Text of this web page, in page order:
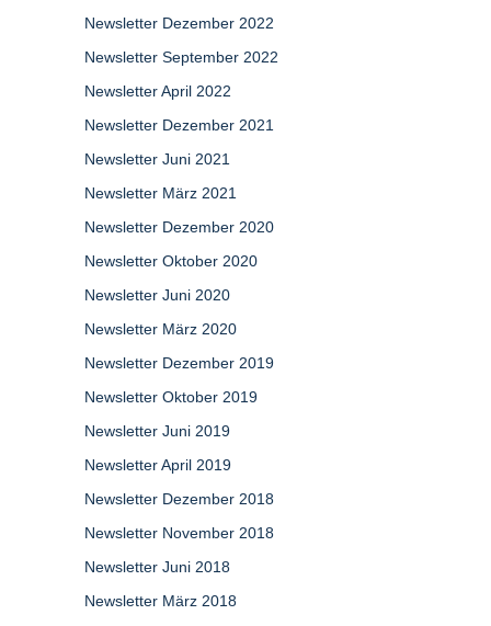
Newsletter Dezember 2022
Newsletter September 2022
Newsletter April 2022
Newsletter Dezember 2021
Newsletter Juni 2021
Newsletter März 2021
Newsletter Dezember 2020
Newsletter Oktober 2020
Newsletter Juni 2020
Newsletter März 2020
Newsletter Dezember 2019
Newsletter Oktober 2019
Newsletter Juni 2019
Newsletter April 2019
Newsletter Dezember 2018
Newsletter November 2018
Newsletter Juni 2018
Newsletter März 2018